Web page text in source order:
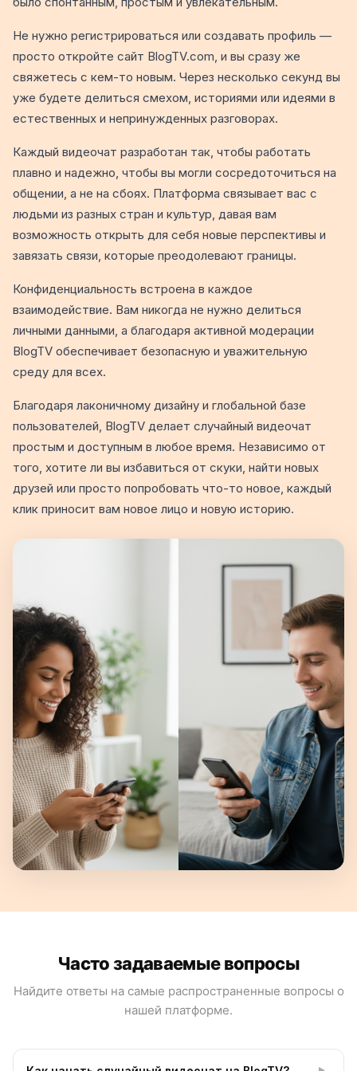
Не нужно регистрироваться или создавать профиль —
просто откройте сайт BlogTV.com, и вы сразу же
свяжетесь с кем-то новым. Через несколько секунд вы
уже будете делиться смехом, историями или идеями в
естественных и непринужденных разговорах.
Каждый видеочат разработан так, чтобы работать
плавно и надежно, чтобы вы могли сосредоточиться на
общении, а не на сбоях. Платформа связывает вас с
людьми из разных стран и культур, давая вам
возможность открыть для себя новые перспективы и
завязать связи, которые преодолевают границы.
Конфиденциальность встроена в каждое
взаимодействие. Вам никогда не нужно делиться
личными данными, а благодаря активной модерации
BlogTV обеспечивает безопасную и уважительную
среду для всех.
Благодаря лаконичному дизайну и глобальной базе
пользователей, BlogTV делает случайный видеочат
простым и доступным в любое время. Независимо от
того, хотите ли вы избавиться от скуки, найти новых
друзей или просто попробовать что-то новое, каждый
клик приносит вам новое лицо и новую историю.
Часто задаваемые вопросы
Найдите ответы на самые распространенные вопросы о
нашей платформе.